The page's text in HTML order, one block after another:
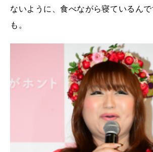
ないように、食べながら寝ているん
も。